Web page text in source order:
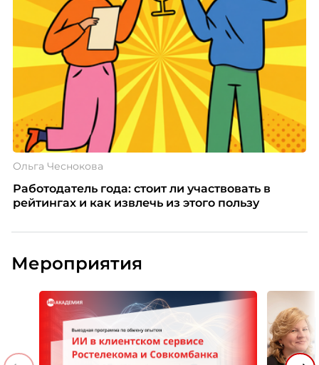
Ольга Чеснокова
Работодатель года: стоит ли участвовать в
рейтингах и как извлечь из этого пользу
Мероприятия